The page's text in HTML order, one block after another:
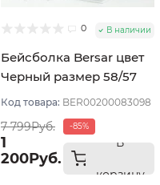
0 В наличии
Бейсболка Bersar цвет
Черный размер 58/57
Код товара: BER00200083098
7 799Руб. -85%
1
200Руб.
В
корзину